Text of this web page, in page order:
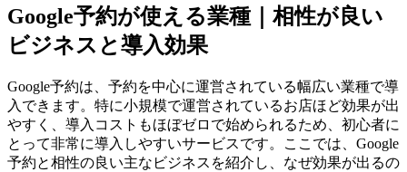
Google予約が使える業種｜相性が良い
ビジネスと導入効果
Google予約は、予約を中心に運営されている幅広い業種で導
入できます。特に小規模で運営されているお店ほど効果が出
やすく、導入コストもほぼゼロで始められるため、初心者に
とって非常に導入しやすいサービスです。ここでは、Google
予約と相性の良い主なビジネスを紹介し、なぜ効果が出るの